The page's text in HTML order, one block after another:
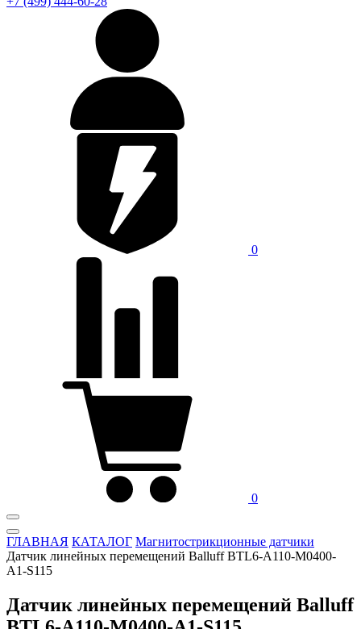
0
0
ГЛАВНАЯ КАТАЛОГ Магнитострикционные датчики
Датчик линейных перемещений Balluff BTL6-A110-M0400-
A1-S115
Датчик линейных перемещений Balluff